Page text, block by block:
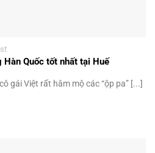
Quốc tốt nhất tại Huế
gái Việt rất hâm mộ các “ộp pa” [...]